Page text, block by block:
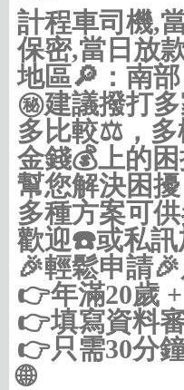
計程車司機,
保密,當日放
地區🔎：南
㊙建議撥打
多比較⚖，多
金錢💰上的
幫您解決困
多種方案可
歡迎☎️或私訊
🎉輕鬆申請
👉年滿20歲
👉填寫資料
👉只需30分
🌐